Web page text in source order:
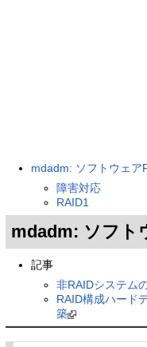
mdadm: ソフトウェア
障害対応
RAID1
mdadm: ソフト
記事
非RAIDシステム
RAID構成ハード
築